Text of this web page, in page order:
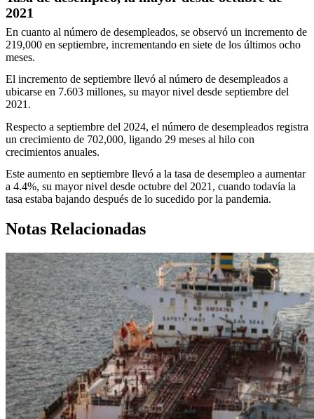
2021
En cuanto al número de desempleados, se observó un incremento de
219,000 en septiembre, incrementando en siete de los últimos ocho
meses.
El incremento de septiembre llevó al número de desempleados a
ubicarse en 7.603 millones, su mayor nivel desde septiembre del
2021.
Respecto a septiembre del 2024, el número de desempleados registra
un crecimiento de 702,000, ligando 29 meses al hilo con
crecimientos anuales.
Este aumento en septiembre llevó a la tasa de desempleo a aumentar
a 4.4%, su mayor nivel desde octubre del 2021, cuando todavía la
tasa estaba bajando después de lo sucedido por la pandemia.
Notas Relacionadas